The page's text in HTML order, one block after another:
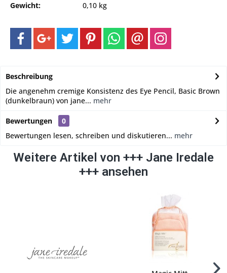
Gewicht:
0,10 kg
Beschreibung
Die angenehm cremige Konsistenz des Eye Pencil, Basic Brown
(dunkelbraun) von jane... mehr
Bewertungen
0
Bewertungen lesen, schreiben und diskutieren... mehr
Weitere Artikel von +++ Jane Iredale
+++ ansehen